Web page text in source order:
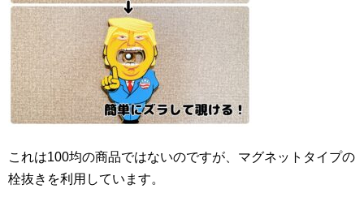
これは100均の商品ではないのですが、マグネットタイプの
栓抜きを利用しています。